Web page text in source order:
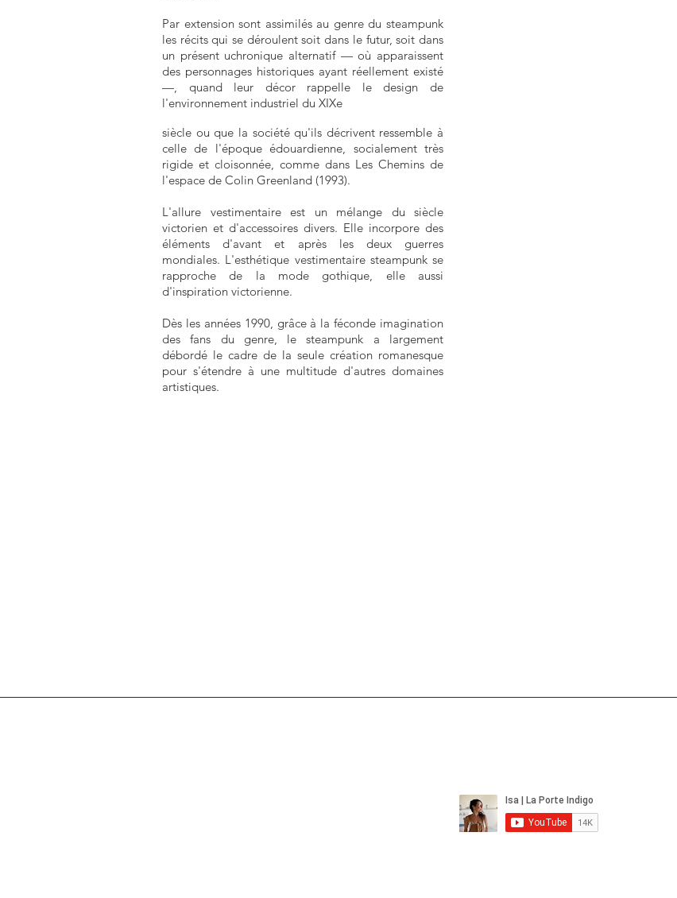
Par extension sont assimilés au genre du steampunk
les récits qui se déroulent soit dans le futur, soit dans
un présent uchronique alternatif — où apparaissent
des personnages historiques ayant réellement existé
—, quand leur décor rappelle le design de
l'environnement industriel du XIXe
siècle ou que la société qu'ils décrivent ressemble à
celle de l'époque édouardienne, socialement très
rigide et cloisonnée, comme dans Les Chemins de
l'espace de Colin Greenland (1993).
L'allure vestimentaire est un mélange du siècle
victorien et d'accessoires divers. Elle incorpore des
éléments d'avant et après les deux guerres
mondiales. L'esthétique vestimentaire steampunk se
rapproche de la mode gothique, elle aussi
d'inspiration victorienne.
Dès les années 1990, grâce à la féconde imagination
des fans du genre, le steampunk a largement
débordé le cadre de la seule création romanesque
pour s'étendre à une multitude d'autres domaines
artistiques.